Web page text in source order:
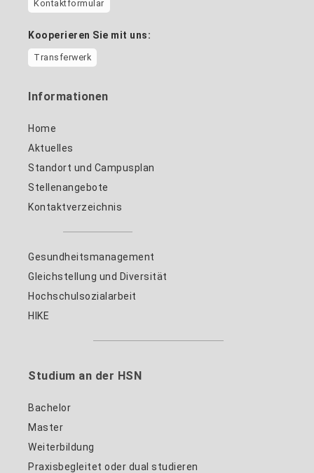
Kontaktformular
Kooperieren Sie mit uns:
Transferwerk
Informationen
Home
Aktuelles
Standort und Campusplan
Stellenangebote
Kontaktverzeichnis
Gesundheitsmanagement
Gleichstellung und Diversität
Hochschulsozialarbeit
HIKE
Studium an der HSN
Bachelor
Master
Weiterbildung
Praxisbegleitet oder dual studieren